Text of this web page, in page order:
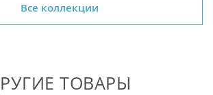
Все коллекции
ТОВАРЫ